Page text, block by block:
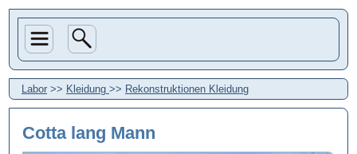
Labor >> Kleidung >> Rekonstruktionen Kleidung
Cotta lang Mann